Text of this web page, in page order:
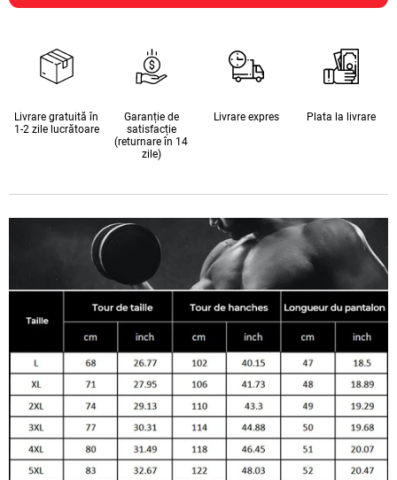
Livrare gratuită în
1-2 zile lucrătoare
Garanție de
satisfacție
(returnare în 14
zile)
Livrare expres Plata la livrare